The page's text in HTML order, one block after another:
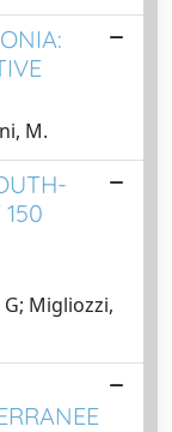
M.
150
G; Migliozzi,